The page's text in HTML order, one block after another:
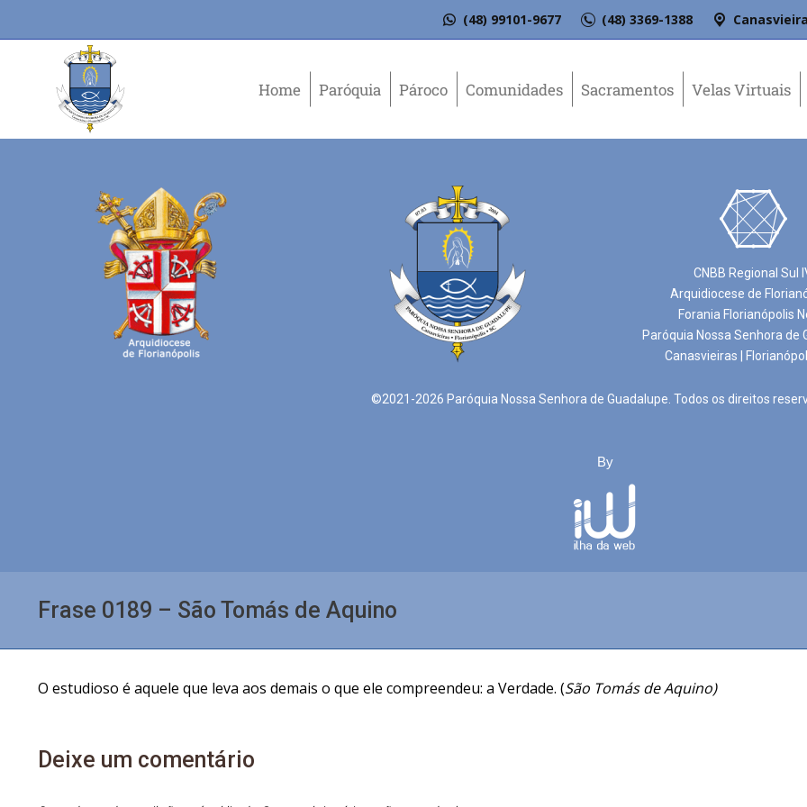
(48) 99101-9677 (48) 3369-1388
Home Paróquia Pároco Comunidades Sacramentos Velas Virtuais
Frase 0189 – São Tomás de Aquino
O estudioso é aquele que leva aos demais o que ele compreendeu: a Verdade. (São Tomás de Aquino)
Deixe um comentário
CNBB Regional Sul
Arquidiocese de
Forania Florianópolis
Paróquia Nossa Senhora de
Canasvieiras |
©2021-2026 Paróquia Nossa Senhora de Guadalupe. Todos os direitos
By